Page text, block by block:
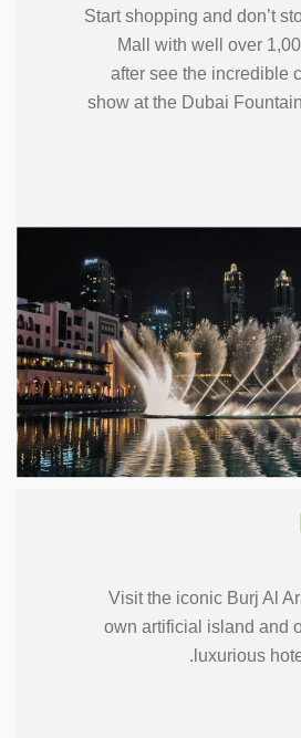
Start shopping and don’t
Mall with well over
after see the
show at the Dubai
Visit the iconic Burj Al
own artificial island
luxurious